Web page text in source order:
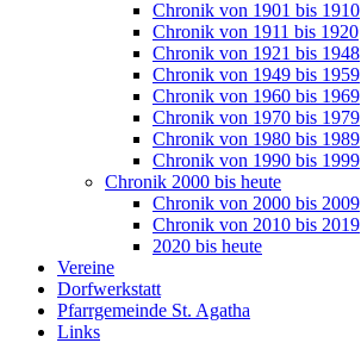
Chronik von 1901 bis 1910
Chronik von 1911 bis 1920
Chronik von 1921 bis 1948
Chronik von 1949 bis 1959
Chronik von 1960 bis 1969
Chronik von 1970 bis 1979
Chronik von 1980 bis 1989
Chronik von 1990 bis 1999
Chronik 2000 bis heute
Chronik von 2000 bis 2009
Chronik von 2010 bis 2019
2020 bis heute
Vereine
Dorfwerkstatt
Pfarrgemeinde St. Agatha
Links